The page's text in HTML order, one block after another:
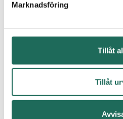
Marknadsföring
Tillåt
Tillåt